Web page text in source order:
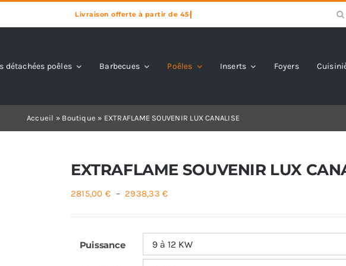
for:
détachées poêles Barbecues Poêles Inserts Foyers
Accueil » Boutique » EXTRAFLAME SOUVENIR LUX CANALISE
EXTRAFLAME SOUVENIR LUX
2815,00 € – 2938,33€Plage
2815,00 €
à
Puissance